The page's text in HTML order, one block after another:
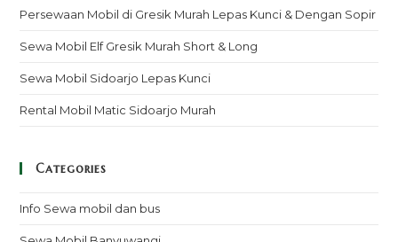
Persewaan Mobil di Gresik Murah Lepas Kunci & Dengan Sopir
Sewa Mobil Elf Gresik Murah Short & Long
Sewa Mobil Sidoarjo Lepas Kunci
Rental Mobil Matic Sidoarjo Murah
Categories
Info Sewa mobil dan bus